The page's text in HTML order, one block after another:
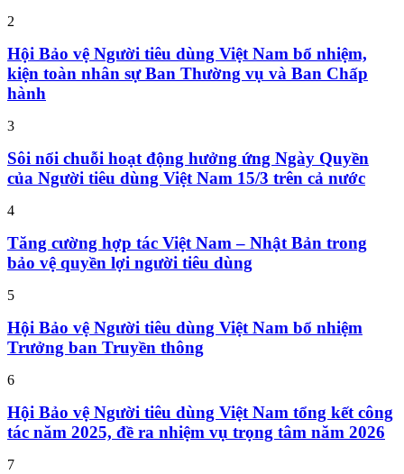
2
Hội Bảo vệ Người tiêu dùng Việt Nam bổ nhiệm,
kiện toàn nhân sự Ban Thường vụ và Ban Chấp
hành
3
Sôi nổi chuỗi hoạt động hưởng ứng Ngày Quyền
của Người tiêu dùng Việt Nam 15/3 trên cả nước
4
Tăng cường hợp tác Việt Nam – Nhật Bản trong
bảo vệ quyền lợi người tiêu dùng
5
Hội Bảo vệ Người tiêu dùng Việt Nam bổ nhiệm
Trưởng ban Truyền thông
6
Hội Bảo vệ Người tiêu dùng Việt Nam tổng kết công
tác năm 2025, đề ra nhiệm vụ trọng tâm năm 2026
7